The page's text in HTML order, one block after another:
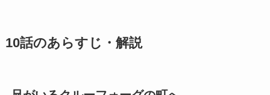
10話のあらすじ・解説